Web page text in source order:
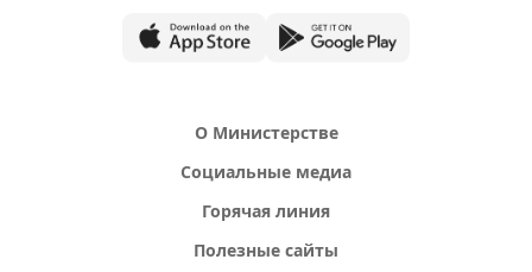
О Министерстве
Социальные медиа
Горячая линия
Полезные сайты